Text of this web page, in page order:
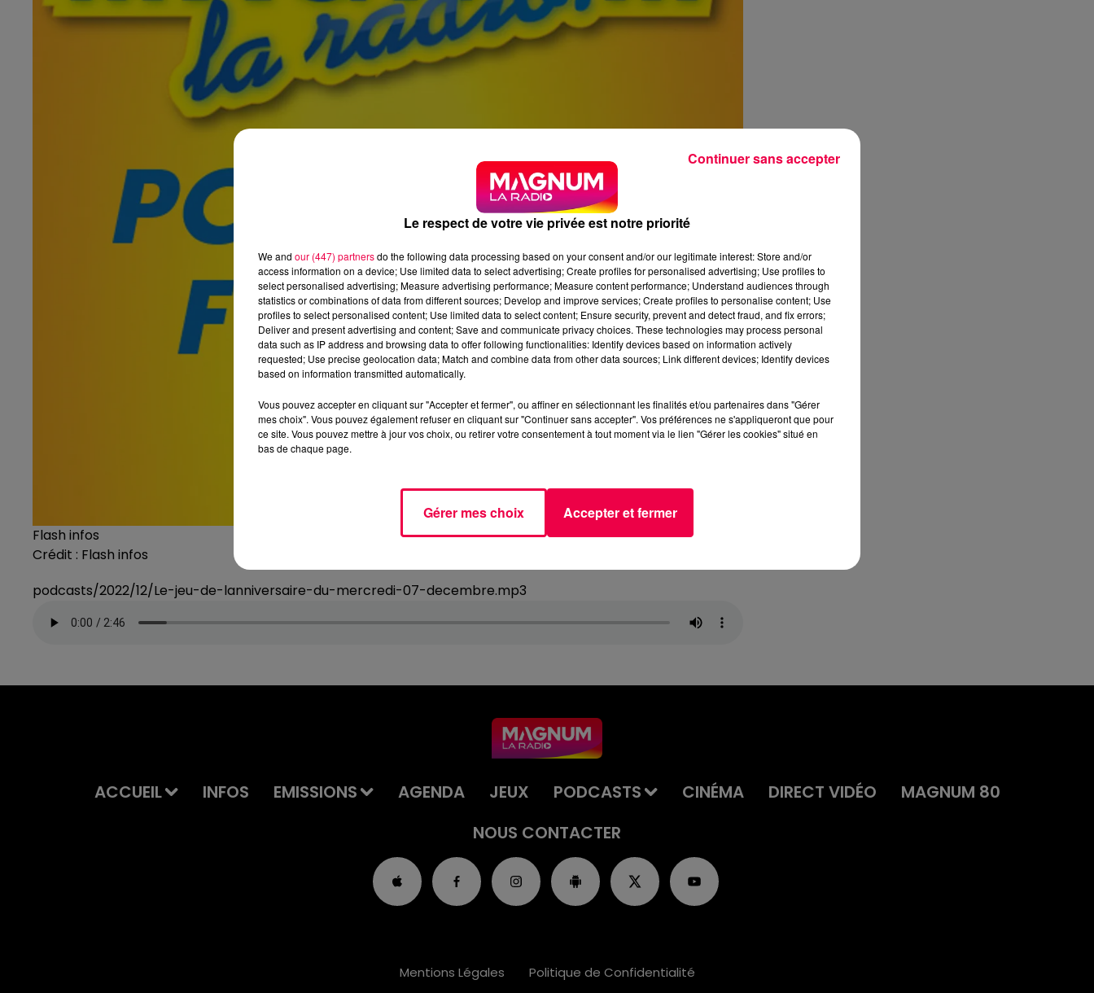
Flash infos
Crédit : Flash infos
podcasts/2022/12/Le-jeu-de-lanniversaire-du-mercredi-07-decembre.mp3
ACCUEIL INFOS EMISSIONS AGENDA JEUX PODCASTS CINÉMA DIRECT VIDÉO
MAGNUM 80
NOUS CONTACTER
Mentions Légales Politique de Confidentialité
Le respect de votre vie privée est notre priorité
We and our (447) partnersdo the following data processing based on your consent and/or our legitimate interest: Store and/or
access information on a device; Use limited data to select advertising; Create profiles for personalised advertising; Use profiles to
select personalised advertising; Measure advertising performance; Measure content performance; Understand audiences through
statistics or combinations of data from different sources; Develop and improve services; Create profiles to personalise content; Use
profiles to select personalised content; Use limited data to select content; Ensure security, prevent and detect fraud, and fix errors;
Deliver and present advertising and content; Save and communicate privacy choices. These technologies may process personal
data such as IP address and browsing data to offer following functionalities: Identify devices based on information actively
requested; Use precise geolocation data; Match and combine data from other data sources; Link different devices; Identify devices
based on information transmitted automatically.
Vous pouvez accepter en cliquant sur "Accepter et fermer", ou affiner en sélectionnant les finalités et/ou partenaires dans "Gérer
mes choix". Vous pouvez également refuser en cliquant sur "Continuer sans accepter". Vos préférences ne s'appliqueront que pour
ce site. Vous pouvez mettre à jour vos choix, ou retirer votre consentement à tout moment via le lien "Gérer les cookies" situé en
bas de chaque page.
Gérer mes choix Accepter et fermer
Continuer sans accepter